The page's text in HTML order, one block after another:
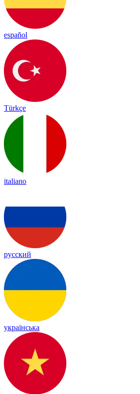
español
Türkçe
italiano
русский
українська